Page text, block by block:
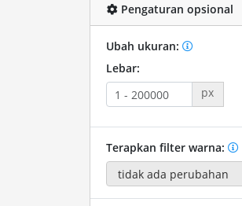
Pengaturan opsional
Ubah ukuran:
Lebar:
px
Terapkan filter warna: